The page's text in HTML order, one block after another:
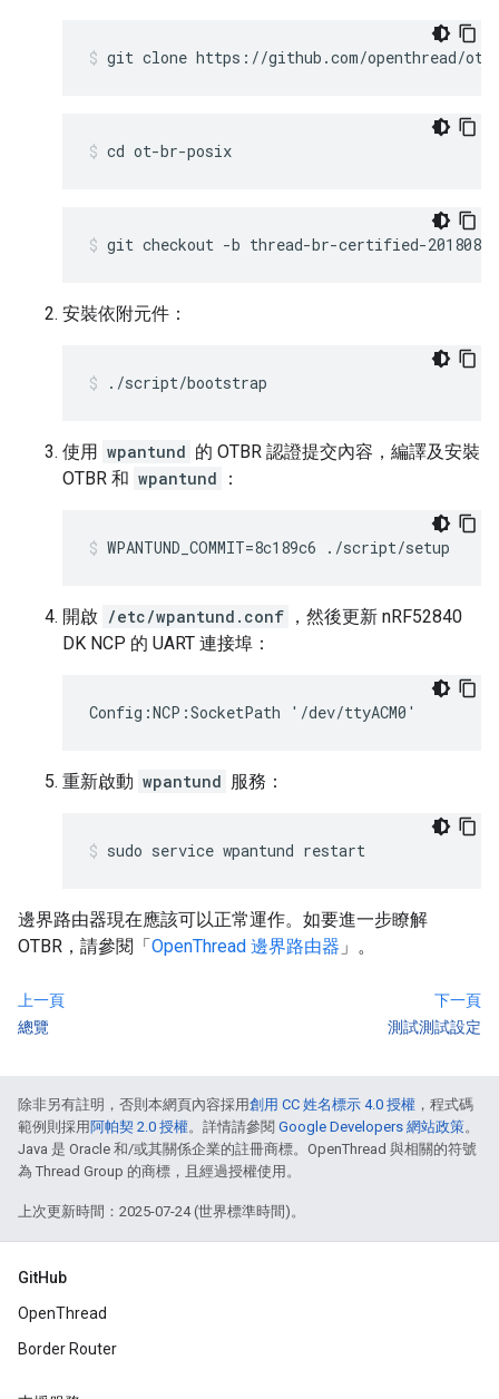
git clone https://github.com/openthread/ot-
cd ot-br-posix
git checkout -b thread-br-certified-20180819
安裝依附元件：
./script/bootstrap
使用 wpantund 的 OTBR 認證提交內容，編譯及安裝
OTBR 和 wpantund ：
WPANTUND_COMMIT=8c189c6 ./script/setup
開啟 /etc/wpantund.conf ，然後更新 nRF52840
DK NCP 的 UART 連接埠：
Config:NCP:SocketPath '/dev/ttyACM0'
重新啟動 wpantund 服務：
sudo service wpantund restart
邊界路由器現在應該可以正常運作。如要進一步瞭解
OTBR，請參閱「OpenThread 邊界路由器 」。
上一頁
總覽
下一頁
測試測試設定
除非另有註明，否則本網頁內容採用創用 CC 姓名標示 4.0 授權 ，程式碼
範例則採用 阿帕契 2.0 授權。詳情請參閱 Google Developers 網站政策。
Java 是 Oracle 和/或其關係企業的註冊商標。OpenThread 與相關的符號
為 Thread Group 的商標，且經過授權使用。
上次更新時間：2025-07-24 (世界標準時間)。
GitHub
OpenThread
Border Router